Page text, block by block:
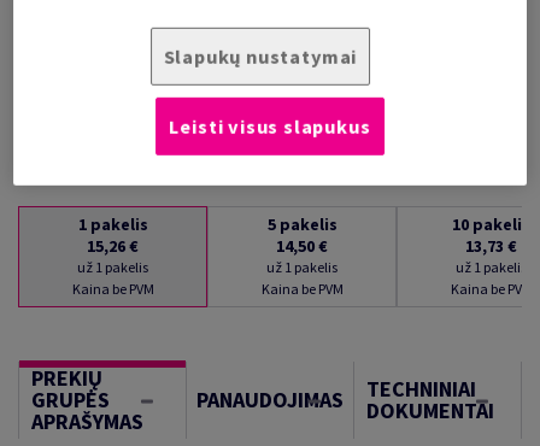
1 pakelis
15,26 €
už 1 pakelis
Kaina be PVM
5 pakelis
14,50 €
už 1 pakelis
Kaina be PVM
10 pakelis
13,73 €
už 1 pakelis
Kaina be PVM
PREKIŲ
GRUPĖS
APRAŠYMAS
PANAUDOJIMAS TECHNINIAI
DOKUMENTAI
Slapukų nustatymai
Leisti visus slapukus